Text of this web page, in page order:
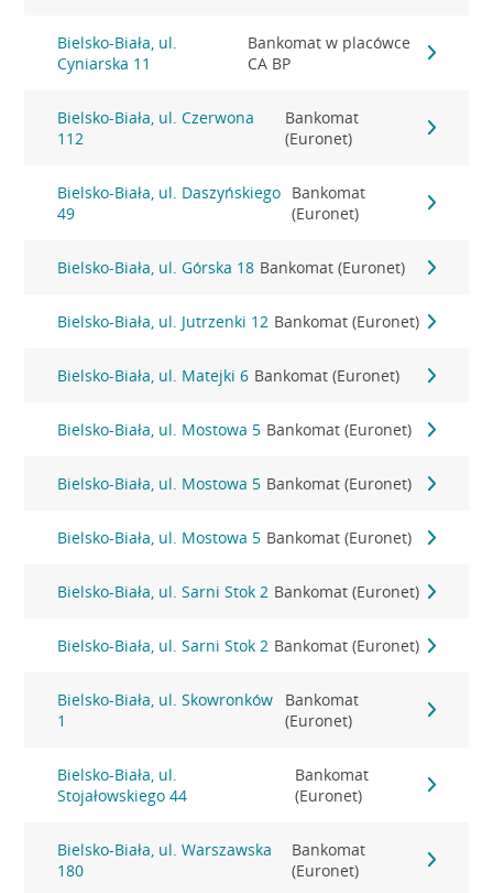
Bielsko-Biała, ul.
Cyniarska 11
Bankomat w placówce
CA BP
Bielsko-Biała, ul. Czerwona
112
Bankomat
(Euronet)
Bielsko-Biała, ul. Daszyńskiego
49
Bankomat
(Euronet)
Bielsko-Biała, ul. Górska 18 Bankomat (Euronet)
Bielsko-Biała, ul. Jutrzenki 12 Bankomat (Euronet)
Bielsko-Biała, ul. Matejki 6 Bankomat (Euronet)
Bielsko-Biała, ul. Mostowa 5 Bankomat (Euronet)
Bielsko-Biała, ul. Mostowa 5 Bankomat (Euronet)
Bielsko-Biała, ul. Mostowa 5 Bankomat (Euronet)
Bielsko-Biała, ul. Sarni Stok 2 Bankomat (Euronet)
Bielsko-Biała, ul. Sarni Stok 2 Bankomat (Euronet)
Bielsko-Biała, ul. Skowronków
1
Bankomat
(Euronet)
Bielsko-Biała, ul.
Stojałowskiego 44
Bankomat
(Euronet)
Bielsko-Biała, ul. Warszawska
180
Bankomat
(Euronet)